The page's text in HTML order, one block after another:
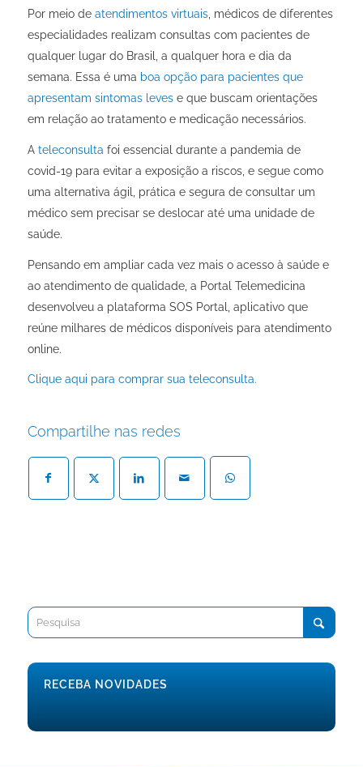
Por meio de atendimentos virtuais, médicos de diferentes
especialidades realizam consultas com pacientes de
qualquer lugar do Brasil, a qualquer hora e dia da
semana. Essa é uma boa opção para pacientes que
apresentam sintomas levese que buscam orientações
em relação ao tratamento e medicação necessários.
A teleconsulta foi essencial durante a pandemia de
covid-19 para evitar a exposição a riscos, e segue como
uma alternativa ágil, prática e segura de consultar um
médico sem precisar se deslocar até uma unidade de
saúde.
Pensando em ampliar cada vez mais o acesso à saúde e
ao atendimento de qualidade, a Portal Telemedicina
desenvolveu a plataforma SOS Portal, aplicativo que
reúne milhares de médicos disponíveis para atendimento
online.
Clique aqui para comprar sua teleconsulta.
Compartilhe nas redes
RECEBA NOVIDADES